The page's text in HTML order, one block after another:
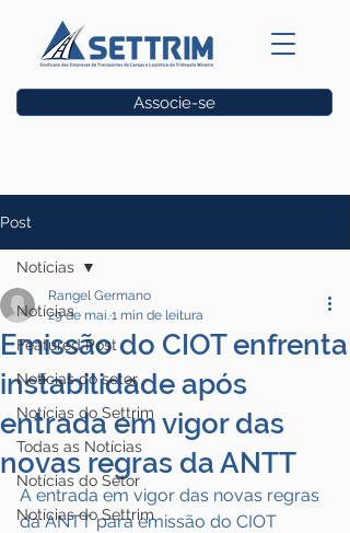
Associe-se
Post
Notícias
Featured Post
Notícias do setor
Notícias do Settrim
Todas as Notícias
Notícias do Setor
Notícias do Settrim
Notícias
Emissão do CIOT enfrenta
instabilidade após
entrada em vigor das
novas regras da ANTT
Rangel Germano
29 de mai.1 min de leitura
A entrada em vigor das novas regras
da ANTT para emissão do CIOT